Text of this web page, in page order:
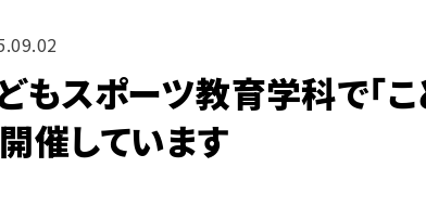
もスポーツ教育学科で「こ
催しています